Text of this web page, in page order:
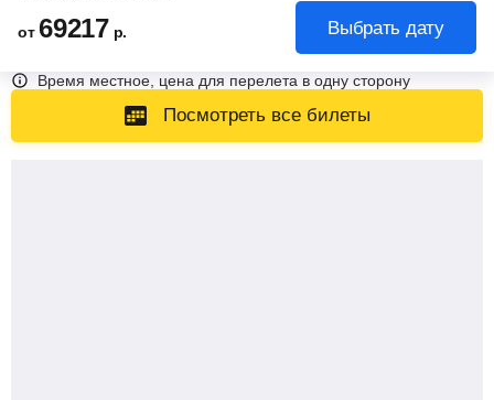
от69217 р. Выбрать дату
Время местное, цена для перелета в одну сторону
Посмотреть все билеты